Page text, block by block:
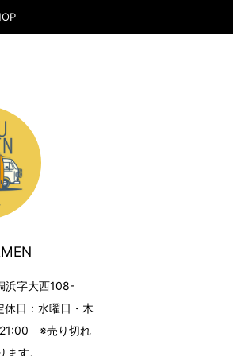
浜字大西108-
日：水曜日・木
21:00 ※売り切れ
す。